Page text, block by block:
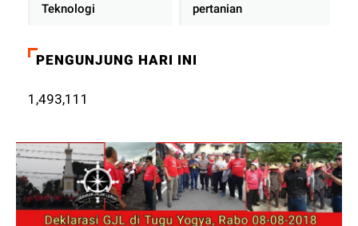
Teknologi pertanian
PENGUNJUNG HARI INI
1,493,111